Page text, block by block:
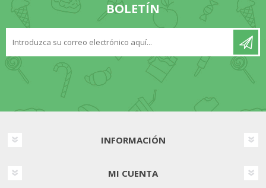
BOLETÍN
INFORMACIÓN
MI CUENTA